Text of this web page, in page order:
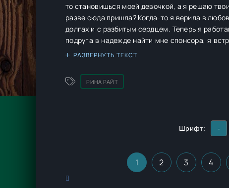
то становишься моей девочкой, а я решаю
разве сюда пришла? Когда-то я верила в любовь и выбрала того, кто казался надёжнее — но он обманул меня, оставив в
долгах и с разбитым сердцем. Теперь я
подруга в надежде найти мне спонсора, я
кого когда-то сама отвергла. Теперь у меня
РАЗВЕРНУТЬ ТЕКСТ
РИНА РАЙТ
Шрифт: -
1 2 3 4